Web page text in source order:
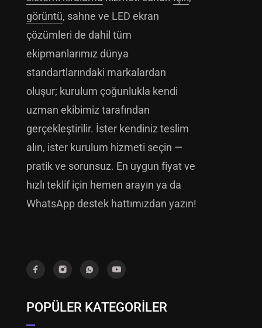
görüntü, sahne ve LED ekran
çözümleri de dahil tüm
ekipmanlarımız dünya
standartlarındaki markalardan
oluşur; kurulum çoğunlukla kendi
uzman ekibimiz tarafından
gerçekleştirilir. İster kendiniz teslim
alın, ister kurulum hizmeti seçin —
pratik ve sorunsuz. En uygun fiyat ve
hızlı teklif için hemen arayın ya da
WhatsApp destek hattımızdan yazın!
POPÜLER KATEGORILER